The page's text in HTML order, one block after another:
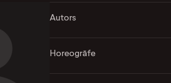
Autors
Horeogrāfe